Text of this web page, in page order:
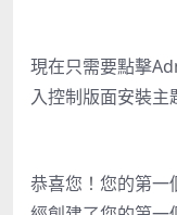
現在只需要點擊
入控制版面安裝主
恭喜您！您的第